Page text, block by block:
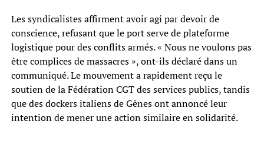
Les syndicalistes affirment avoir agi par devoir de
conscience, refusant que le port serve de plateforme
logistique pour des conflits armés. « Nous ne voulons pas
être complices de massacres », ont-ils déclaré dans un
communiqué. Le mouvement a rapidement reçu le
soutien de la Fédération CGT des services publics, tandis
que des dockers italiens de Gênes ont annoncé leur
intention de mener une action similaire en solidarité.